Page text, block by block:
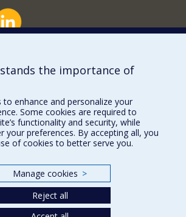
Département?the importance of
to enhance and personalize your
Some cookies are required to
functionality and security, while
your preferences. By accepting all, you
of cookies to better serve you.
Manage cookies >
Reject all